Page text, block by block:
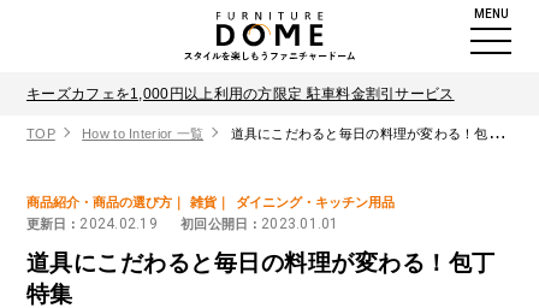
MENU
キーズカフェを1,000円以上利用の方限定 駐車料金割引サービス
TOP How to Interior 一覧 道具にこだわると毎日の料理が変わる！包丁特集
商品紹介・商品の選び方 雑貨
ダイニング・キッチン用品
更新日 : 2024.02.19 初回公開日 : 2023.01.01
道具にこだわると毎日の料理が変わる！包丁
特集